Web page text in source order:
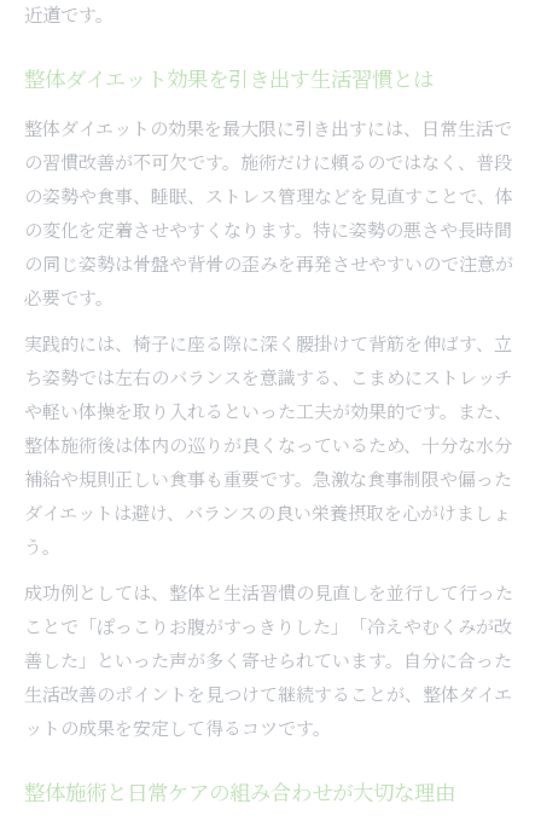
近道です。
整体ダイエット効果を引き出す生活習慣とは
整体ダイエットの効果を最大限に引き出すには、日常生活で
の習慣改善が不可欠です。施術だけに頼るのではなく、普段
の姿勢や食事、睡眠、ストレス管理などを見直すことで、体
の変化を定着させやすくなります。特に姿勢の悪さや長時間
の同じ姿勢は骨盤や背骨の歪みを再発させやすいので注意が
必要です。
実践的には、椅子に座る際に深く腰掛けて背筋を伸ばす、立
ち姿勢では左右のバランスを意識する、こまめにストレッチ
や軽い体操を取り入れるといった工夫が効果的です。また、
整体施術後は体内の巡りが良くなっているため、十分な水分
補給や規則正しい食事も重要です。急激な食事制限や偏った
ダイエットは避け、バランスの良い栄養摂取を心がけましょ
う。
成功例としては、整体と生活習慣の見直しを並行して行った
ことで「ぽっこりお腹がすっきりした」「冷えやむくみが改
善した」といった声が多く寄せられています。自分に合った
生活改善のポイントを見つけて継続することが、整体ダイエ
ットの成果を安定して得るコツです。
整体施術と日常ケアの組み合わせが大切な理由